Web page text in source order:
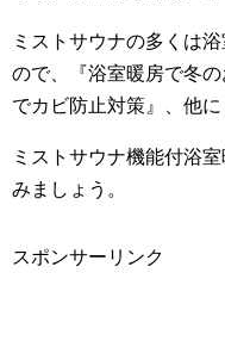
ミストサウナの多くは
ので、『浴室暖房で冬
でカビ防止対策』、他
ミストサウナ機能付浴
みましょう。
スポンサーリンク